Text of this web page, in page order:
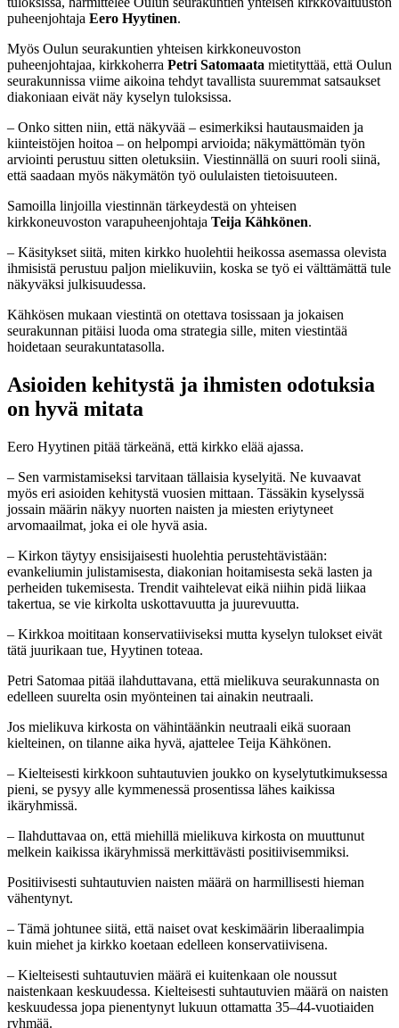
puheenjohtaja Eero Hyytinen.
Myös Oulun seurakuntien yhteisen kirkkoneuvoston
puheenjohtajaa, kirkkoherra Petri Satomaata mietityttää, että Oulun
seurakunnissa viime aikoina tehdyt tavallista suuremmat satsaukset
diakoniaan eivät näy kyselyn tuloksissa.
– Onko sitten niin, että näkyvää – esimerkiksi hautausmaiden ja
kiinteistöjen hoitoa – on helpompi arvioida; näkymättömän työn
arviointi perustuu sitten oletuksiin. Viestinnällä on suuri rooli siinä,
että saadaan myös näkymätön työ oululaisten tietoisuuteen.
Samoilla linjoilla viestinnän tärkeydestä on yhteisen
kirkkoneuvoston varapuheenjohtaja Teija Kähkönen.
– Käsitykset siitä, miten kirkko huolehtii heikossa asemassa olevista
ihmisistä perustuu paljon mielikuviin, koska se työ ei välttämättä tule
näkyväksi julkisuudessa.
Kähkösen mukaan viestintä on otettava tosissaan ja jokaisen
seurakunnan pitäisi luoda oma strategia sille, miten viestintää
hoidetaan seurakuntatasolla.
Asioiden kehitystä ja ihmisten odotuksia
on hyvä mitata
Eero Hyytinen pitää tärkeänä, että kirkko elää ajassa.
– Sen varmistamiseksi tarvitaan tällaisia kyselyitä. Ne kuvaavat
myös eri asioiden kehitystä vuosien mittaan. Tässäkin kyselyssä
jossain määrin näkyy nuorten naisten ja miesten eriytyneet
arvomaailmat, joka ei ole hyvä asia.
– Kirkon täytyy ensisijaisesti huolehtia perustehtävistään:
evankeliumin julistamisesta, diakonian hoitamisesta sekä lasten ja
perheiden tukemisesta. Trendit vaihtelevat eikä niihin pidä liikaa
takertua, se vie kirkolta uskottavuutta ja juurevuutta.
– Kirkkoa moititaan konservatiiviseksi mutta kyselyn tulokset eivät
tätä juurikaan tue, Hyytinen toteaa.
Petri Satomaa pitää ilahduttavana, että mielikuva seurakunnasta on
edelleen suurelta osin myönteinen tai ainakin neutraali.
Jos mielikuva kirkosta on vähintäänkin neutraali eikä suoraan
kielteinen, on tilanne aika hyvä, ajattelee Teija Kähkönen.
– Kielteisesti kirkkoon suhtautuvien joukko on kyselytutkimuksessa
pieni, se pysyy alle kymmenessä prosentissa lähes kaikissa
ikäryhmissä.
– Ilahduttavaa on, että miehillä mielikuva kirkosta on muuttunut
melkein kaikissa ikäryhmissä merkittävästi positiivisemmiksi.
Positiivisesti suhtautuvien naisten määrä on harmillisesti hieman
vähentynyt.
– Tämä johtunee siitä, että naiset ovat keskimäärin liberaalimpia
kuin miehet ja kirkko koetaan edelleen konservatiivisena.
– Kielteisesti suhtautuvien määrä ei kuitenkaan ole noussut
naistenkaan keskuudessa. Kielteisesti suhtautuvien määrä on naisten
keskuudessa jopa pienentynyt lukuun ottamatta 35–44-vuotiaiden
ryhmää.